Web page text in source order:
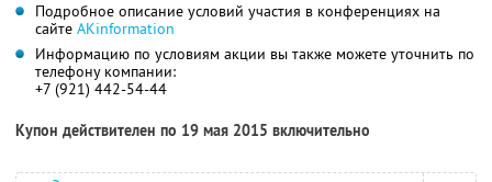
Подробное описание условий участия в конференциях на
сайте AKinformation
Информацию по условиям акции вы также можете уточнить по
телефону компании:
+7 (921) 442-54-44
Купон действителен по 19 мая 2015 включительно